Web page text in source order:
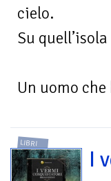
cielo.
Su
Un uomo che
LIBRI
I